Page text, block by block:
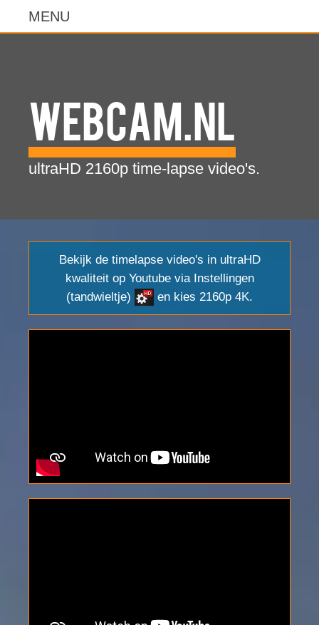
WebCam.NL
ultraHD 2160p time-lapse video's.
Bekijk de timelapse video's in ultraHD
kwaliteit op Youtube via Instellingen
(tandwieltje)
en kies 2160p 4K.